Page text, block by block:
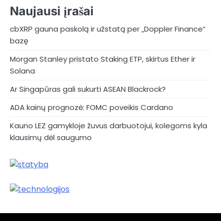
Naujausi įrašai
cbXRP gauna paskolą ir užstatą per „Doppler Finance“
bazę
Morgan Stanley pristato Staking ETP, skirtus Ether ir
Solana
Ar Singapūras gali sukurti ASEAN Blackrock?
ADA kainų prognozė: FOMC poveikis Cardano
Kauno LEZ gamykloje žuvus darbuotojui, kolegoms kyla
klausimų dėl saugumo